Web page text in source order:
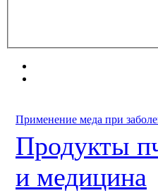
Применение меда при
Продукты
и медицина